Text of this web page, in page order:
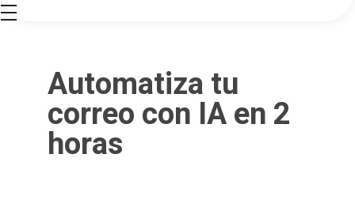
Automatiza tu
correo con IA en 2
horas